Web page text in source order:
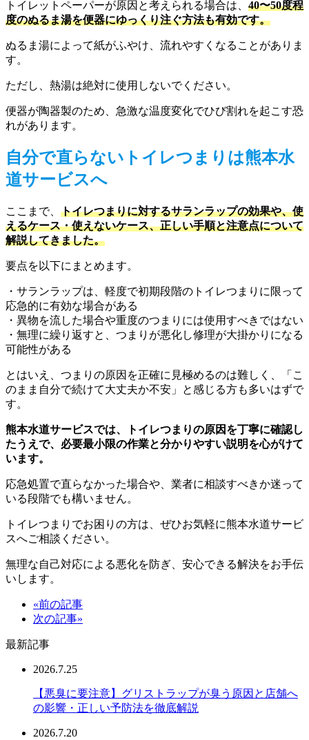
トイレットペーパーが原因と考えられる場合は、 40〜50度程
度のぬるま湯を便器にゆっくり注ぐ方法も有効です。
ぬるま湯によって紙がふやけ、流れやすくなることがありま
す。
ただし、熱湯は絶対に使用しないでください。
便器が陶器製のため、急激な温度変化でひび割れを起こす恐
れがあります。
自分で直らないトイレつまりは熊本水
道サービスへ
ここまで、 トイレつまりに対するサランラップの効果や、使
えるケース・使えないケース、正しい手順と注意点について
解説してきました。
要点を以下にまとめます。
・サランラップは、軽度で初期段階のトイレつまりに限って
応急的に有効な場合がある
・異物を流した場合や重度のつまりには使用すべきではない
・無理に繰り返すと、つまりが悪化し修理が大掛かりになる
可能性がある
とはいえ、つまりの原因を正確に見極めるのは難しく、「こ
のまま自分で続けて大丈夫か不安」と感じる方も多いはずで
す。
熊本水道サービスでは、トイレつまりの原因を丁寧に確認し
たうえで、必要最小限の作業と分かりやすい説明を心がけて
います。
応急処置で直らなかった場合や、業者に相談すべきか迷って
いる段階でも構いません。
トイレつまりでお困りの方は、ぜひお気軽に熊本水道サービ
スへご相談ください。
無理な自己対応による悪化を防ぎ、安心できる解決をお手伝
いします。
«前の記事
次の記事»
最新記事
2026.7.25
【悪臭に要注意】グリストラップが臭う原因と店舗へ
の影響・正しい予防法を徹底解説
2026.7.20